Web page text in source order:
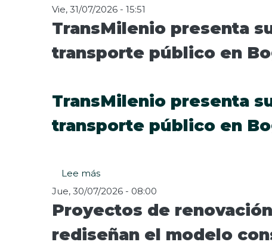
Indep
Estado
Sistema
I
2026
-
Vie, 31/07/2026 - 15:51
TransMilenio presenta
transporte público en
TransMilenio presenta
transporte público en
Lee más
TransMilenio
su
primer
proyecto
Jue, 30/07/2026 - 08:00
Proyectos de
rediseñan el modelo